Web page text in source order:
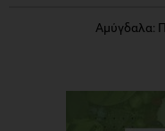
Αμύγδαλα: